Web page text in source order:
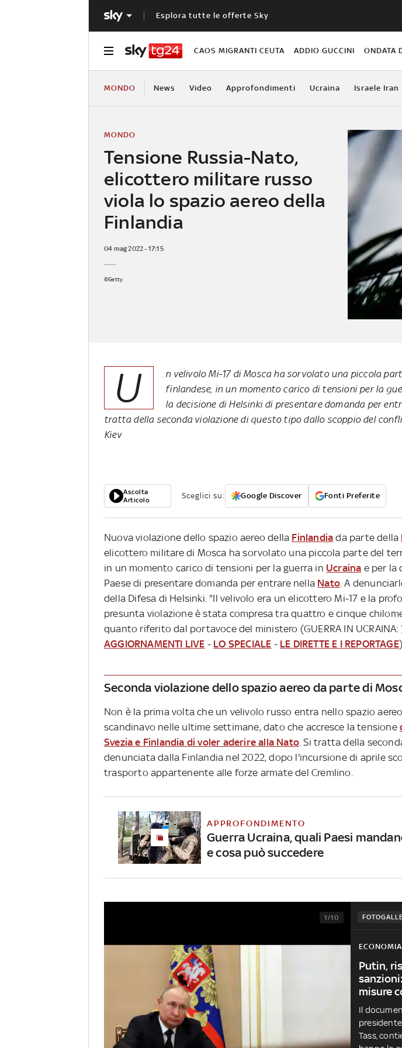
Esplora tutte le offerte Sky
CAOS MIGRANTI CEUTA ADDIO GUCCINI ONDATA
MONDO News Video Approfondimenti Ucraina Israele Iran
Tensione Russia-Nato,
elicottero militare russo
viola lo spazio aereo della
Finlandia
MONDO
04 mag 2022 - 17:15
©Getty
U
n velivolo Mi-17 di Mosca ha sorvolato una piccola
finlandese, in un momento carico di tensioni per la
la decisione di Helsinki di presentare domanda per
tratta della seconda violazione di questo tipo dallo scoppio del
Kiev
Ascolta
Articolo
Sceglici su: Google Discover Fonti Preferite
Nuova violazione dello spazio aereo della Finlandia da parte della
elicottero militare di Mosca ha sorvolato una piccola parte del
in un momento carico di tensioni per la guerra in Ucraina e per la
Paese di presentare domanda per entrare nella Nato. A
della Difesa di Helsinki. "Il velivolo era un elicottero Mi-17 e la
presunta violazione è stata compresa tra quattro e cinque
quanto riferito dal portavoce del ministero (GUERRA IN UCRAINA:
AGGIORNAMENTI LIVE - LO SPECIALE - LE DIRETTE E I REPORTAGE
Seconda violazione dello spazio aereo da parte di
Non è la prima volta che un velivolo russo entra nello spazio
scandinavo nelle ultime settimane, dato che accresce la tensione
Svezia e Finlandia di voler aderire alla Nato. Si tratta della
denunciata dalla Finlandia nel 2022, dopo l'incursione di aprile
trasporto appartenente alle forze armate del Cremlino.
APPROFONDIMENTO
Guerra Ucraina, quali Paesi
e cosa può succedere
1/10
ECONOMIA
Putin,
misure
"ostili"
Il
Tass,